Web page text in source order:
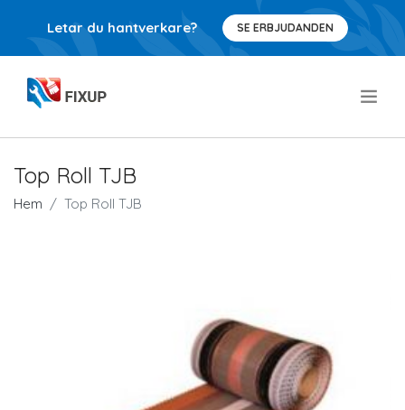
Letar du hantverkare? SE ERBJUDANDEN
Top Roll TJB
Hem Top Roll TJB